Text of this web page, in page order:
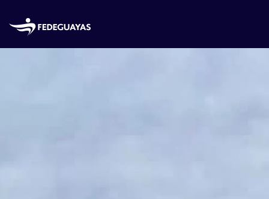
Skip to main content